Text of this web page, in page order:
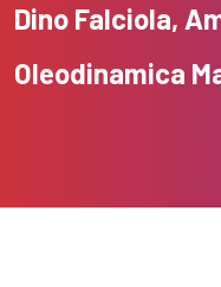
Dino Falciola,
Oleodinamica